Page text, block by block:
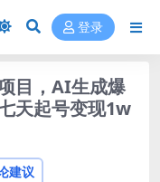
登录
目，AI生成爆
天起号变现1w
建议